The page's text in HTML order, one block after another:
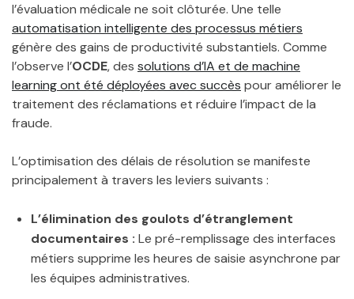
l’évaluation médicale ne soit clôturée. Une telle
automatisation intelligente des processus métiers
génère des gains de productivité substantiels. Comme
l’observe l’OCDE, des solutions d’IA et de machine
learning ont été déployées avec succès pour améliorer le
traitement des réclamations et réduire l’impact de la
fraude.
L’optimisation des délais de résolution se manifeste
principalement à travers les leviers suivants :
L’élimination des goulots d’étranglement
documentaires : Le pré-remplissage des interfaces
métiers supprime les heures de saisie asynchrone par
les équipes administratives.